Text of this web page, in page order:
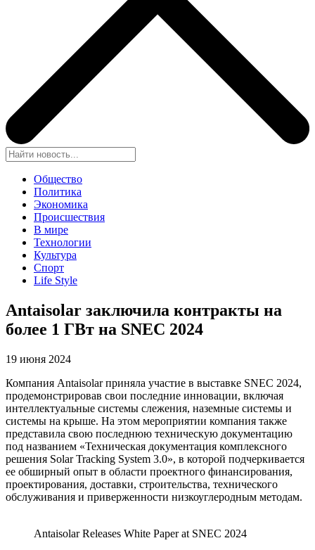
Общество
Политика
Экономика
Происшествия
В мире
Технологии
Культура
Спорт
Life Style
Antaisolar заключила контракты на
более 1 ГВт на SNEC 2024
19 июня 2024
Компания Antaisolar приняла участие в выставке SNEC 2024,
продемонстрировав свои последние инновации, включая
интеллектуальные системы слежения, наземные системы и
системы на крыше. На этом мероприятии компания также
представила свою последнюю техническую документацию
под названием «Техническая документация комплексного
решения Solar Tracking System 3.0», в которой подчеркивается
ее обширный опыт в области проектного финансирования,
проектирования, доставки, строительства, технического
обслуживания и приверженности низкоуглеродным методам.
Antaisolar Releases White Paper at SNEC 2024